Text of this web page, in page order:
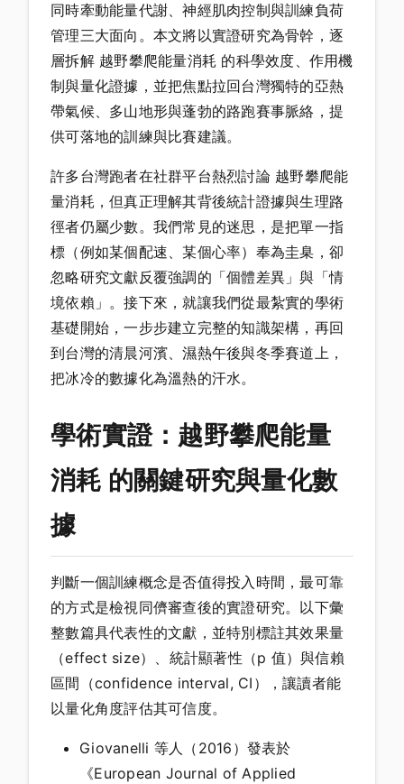
同時牽動能量代謝、神經肌肉控制與訓練負荷
管理三大面向。本文將以實證研究為骨幹，逐
層拆解 越野攀爬能量消耗 的科學效度、作用機
制與量化證據，並把焦點拉回台灣獨特的亞熱
帶氣候、多山地形與蓬勃的路跑賽事脈絡，提
供可落地的訓練與比賽建議。
許多台灣跑者在社群平台熱烈討論 越野攀爬能
量消耗，但真正理解其背後統計證據與生理路
徑者仍屬少數。我們常見的迷思，是把單一指
標（例如某個配速、某個心率）奉為圭臬，卻
忽略研究文獻反覆強調的「個體差異」與「情
境依賴」。接下來，就讓我們從最紮實的學術
基礎開始，一步步建立完整的知識架構，再回
到台灣的清晨河濱、濕熱午後與冬季賽道上，
把冰冷的數據化為溫熱的汗水。
學術實證：越野攀爬能量
消耗 的關鍵研究與量化數
據
判斷一個訓練概念是否值得投入時間，最可靠
的方式是檢視同儕審查後的實證研究。以下彙
整數篇具代表性的文獻，並特別標註其效果量
（effect size）、統計顯著性（p 值）與信賴
區間（confidence interval, CI），讓讀者能
以量化角度評估其可信度。
Giovanelli 等人（2016）發表於
《European Journal of Applied